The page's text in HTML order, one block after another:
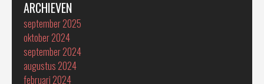
ARCHIEVEN
september 2025
oktober 2024
september 2024
augustus 2024
februari 2024